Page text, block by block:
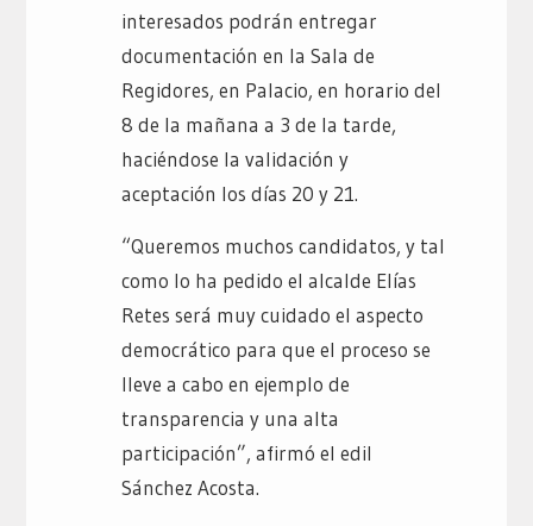
interesados podrán entregar
documentación en la Sala de
Regidores, en Palacio, en horario del
8 de la mañana a 3 de la tarde,
haciéndose la validación y
aceptación los días 20 y 21.
“Queremos muchos candidatos, y tal
como lo ha pedido el alcalde Elías
Retes será muy cuidado el aspecto
democrático para que el proceso se
lleve a cabo en ejemplo de
transparencia y una alta
participación”, afirmó el edil
Sánchez Acosta.